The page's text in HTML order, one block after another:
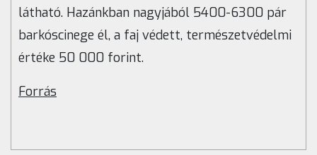
látható. Hazánkban nagyjából 5400-6300 pár
barkóscinege él, a faj védett, természetvédelmi
értéke 50 000 forint.
Forrás